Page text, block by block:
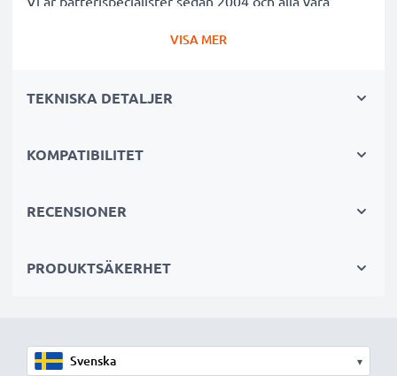
mer därtill. Det är därför de levereras med 3 års
Oumbärliga i alla fotografers kameraväskor
både proffs och amatörer.
kvaliteten. Beställ nu!
VISA MER
TEKNISKA DETALJER
KOMPATIBILITET
RECENSIONER
PRODUKTSÄKERHET
▾